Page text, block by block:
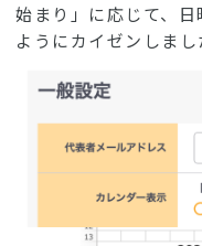
始まり」に応じて、
ようにカイゼンしまし